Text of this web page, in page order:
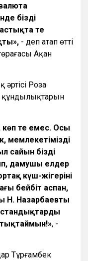
біздің
тең
- деп атап өтті
Ақан
әртісі Роза
құндылықтарын
те емес. Осы
мемлекетіміздің
біздің
дамушы елдер
күш-жігерінің
бейбіт аспан,
Н. Назарбаевтың
, -
Тұрғамбек